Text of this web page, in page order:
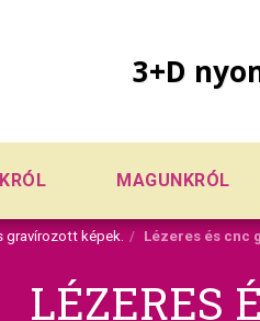
3+D
MAGUNKRÓL
gravírozott képek. Lézeres és cnc
LÉZERES